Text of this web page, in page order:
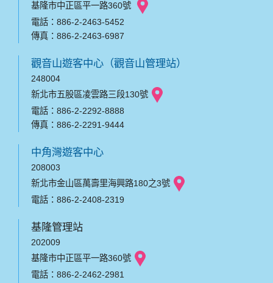
基隆市中正區平一路360號
電話：886-2-2463-5452
傳真：886-2-2463-6987
觀音山遊客中心（觀音山管理站）
248004
新北市五股區凌雲路三段130號
電話：886-2-2292-8888
傳真：886-2-2291-9444
中角灣遊客中心
208003
新北市金山區萬壽里海興路180之3號
電話：886-2-2408-2319
基隆管理站
202009
基隆市中正區平一路360號
電話：886-2-2462-2981